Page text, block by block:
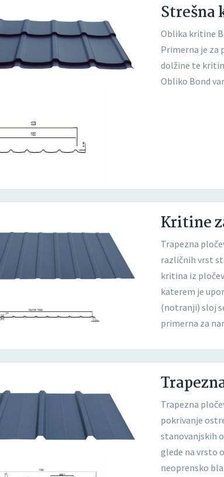
Strešna
Oblika kritine
Primerna je za
dolžine te
Obliko Bond
Kritine
Trapezna
različnih vrst
kritina iz
katerem je
(notranji) sloj
primerna za
Trapezna
pokrivanje
stanovanjskih
glede na vrsto
neoprensko